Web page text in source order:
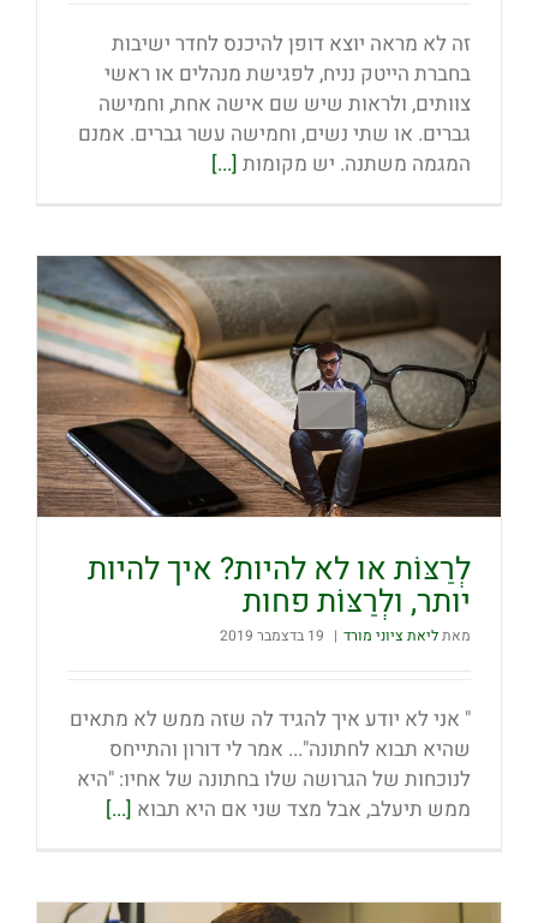
זה לא מראה יוצא דופן להיכנס לחדר ישיבות
בחברת הייטק נניח, לפגישת מנהלים או ראשי
צוותים, ולראות שיש שם אישה אחת, וחמישה
גברים. או שתי נשים, וחמישה עשר גברים. אמנם
המגמה משתנה. יש מקומות [...]
לְרַצּוֹת או לא להיות? איך להיות
יותר, ולְרַצּוֹת פחות
מאתליאת ציוני מורד | 19 בדצמבר 2019
" אני לא יודע איך להגיד לה שזה ממש לא מתאים
שהיא תבוא לחתונה"... אמר לי דורון והתייחס
לנוכחות של הגרושה שלו בחתונה של אחיו: "היא
ממש תיעלב, אבל מצד שני אם היא תבוא [...]